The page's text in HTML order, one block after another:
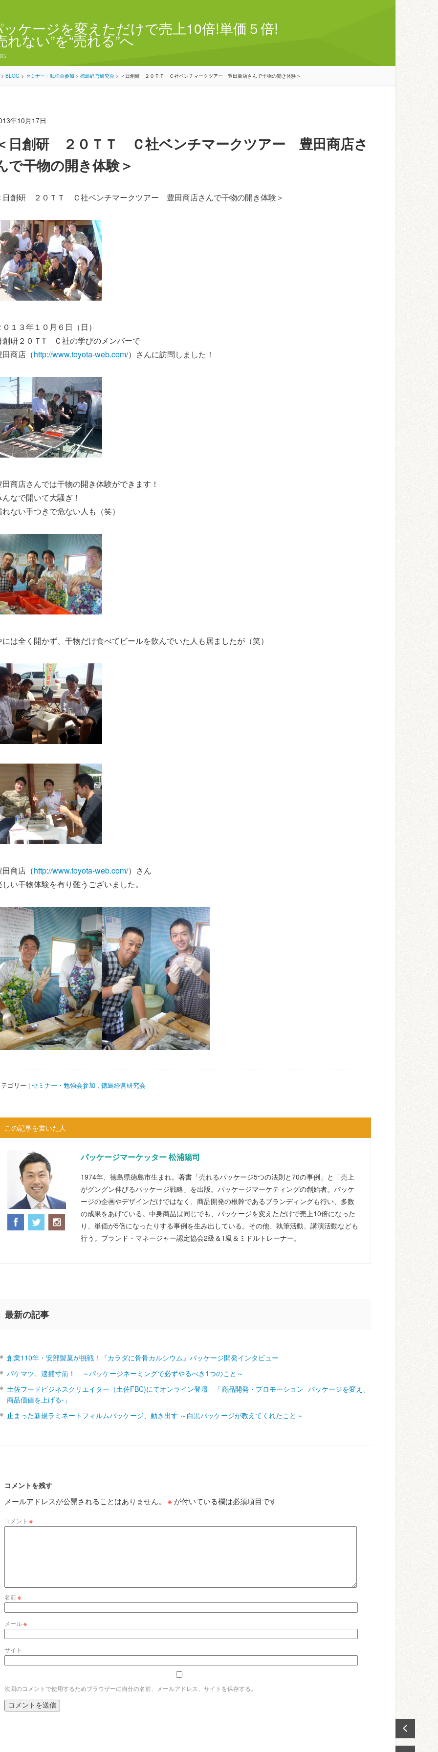
ケージを変えただけで売上10倍!単価５倍!
れない”を“売れる”へ
> BLOG > セミナー・勉強会参加 > 徳島経営研究会 > ＜日創研 ２０ＴＴ Ｃ社ベンチマークツアー 豊田商店さんで干物の開き体験＞
年10月17日
日創研 ２０ＴＴ Ｃ社ベンチマークツアー 豊田商店さ
で干物の開き体験＞
日創研 ２０ＴＴ Ｃ社ベンチマークツアー 豊田商店さんで干物の開き体験＞
０１３年１０月６日（日）
創研２０ＴT Ｃ社の学びのメンバーで
田商店（http://www.toyota-web.com/）さんに訪問しました！
田商店さんでは干物の開き体験ができます！
んなで開いて大騒ぎ！
れない手つきで危ない人も（笑）
には全く開かず、干物だけ食べてビールを飲んでいた人も居ましたが（笑）
田商店（http://www.toyota-web.com/）さん
しい干物体験を有り難うございました。
ゴリー | セミナー・勉強会参加 , 徳島経営研究会
この記事を書いた人
パッケージマーケッター 松浦陽司
1974年、徳島県徳島市生まれ。著書「売れるパッケージ5つの法則と70の事例」と「売上
がグングン伸びるパッケージ戦略」を出版。パッケージマーケティングの創始者。パッケ
ージの企画やデザインだけではなく、商品開発の根幹であるブランディングも行い、多数
の成果をあげている。中身商品は同じでも、パッケージを変えただけで売上10倍になった
り、単価が5倍になったりする事例を生み出している。その他、執筆活動、講演活動なども
行う。ブランド・マネージャー認定協会2級＆1級＆ミドルトレーナー。
最新の記事
創業110年・安部製菓が挑戦！『カラダに骨骨カルシウム』パッケージ開発インタビュー
パケマツ、逮捕寸前！ ～パッケージネーミングで必ずやるべき1つのこと～
土佐フードビジネスクリエイター（土佐FBC)にてオンライン登壇 「商品開発・プロモーション ‐パッケージを変え、
商品価値を上げる‐」
止まった新規ラミネートフィルムパッケージ、動き出す ～白黒パッケージが教えてくれたこと～
コメントを残す
メールアドレスが公開されることはありません。 ※ が付いている欄は必須項目です
コメント ※
名前※
メール※
サイト
次回のコメントで使用するためブラウザーに自分の名前、メールアドレス、サイトを保存する。